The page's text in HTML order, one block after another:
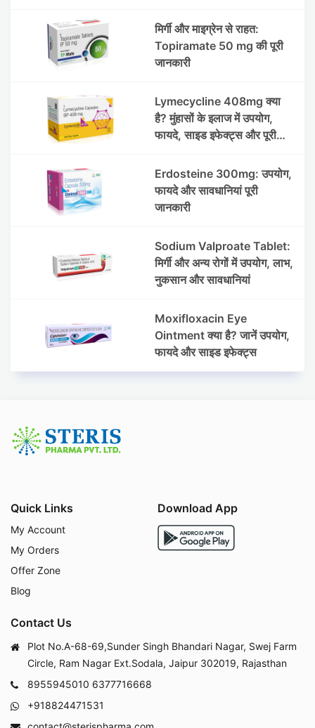
मिर्गी और माइग्रेन से राहत:
Topiramate 50 mg की पूरी
जानकारी
Lymecycline 408mg क्या
है? मुंहासों के इलाज में उपयोग,
फायदे, साइड इफेक्ट्स और पूरी
Erdosteine 300mg: उपयोग,
फायदे और सावधानियां पूरी
जानकारी
Sodium Valproate Tablet:
मिर्गी और अन्य रोगों में उपयोग, लाभ,
नुकसान और सावधानियां
Moxifloxacin Eye
Ointment क्या है? जानें उपयोग,
फायदे और साइड इफेक्ट्स
Quick Links
My Account
My Orders
Offer Zone
Blog
Download App
Contact Us
Plot No.A-68-69,Sunder Singh Bhandari Nagar, Swej Farm
Circle, Ram Nagar Ext.Sodala, Jaipur 302019, Rajasthan
8955945010 6377716668
+918824471531